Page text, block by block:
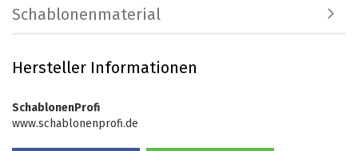
Schablonenmaterial
Hersteller Informationen
SchablonenProfi
www.schablonenprofi.de